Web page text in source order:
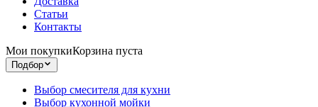
Статьи
Контакты
Мои покупкиКорзина пуста
Подбор
Выбор смесителя для кухни
Выбор кухонной мойки